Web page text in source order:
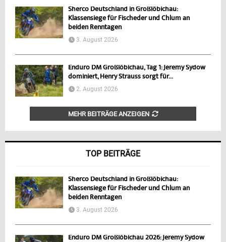
Sherco Deutschland in Großlöbichau:
Klassensiege für Fischeder und Chlum an
beiden Renntagen
3. August 2026
Enduro DM Großlöbichau, Tag 1: Jeremy Sydow
dominiert, Henry Strauss sorgt für...
2. August 2026
MEHR BEITRÄGE ANZEIGEN
TOP BEITRÄGE
Sherco Deutschland in Großlöbichau:
Klassensiege für Fischeder und Chlum an
beiden Renntagen
3. August 2026
Enduro DM Großlöbichau 2026: Jeremy Sydow